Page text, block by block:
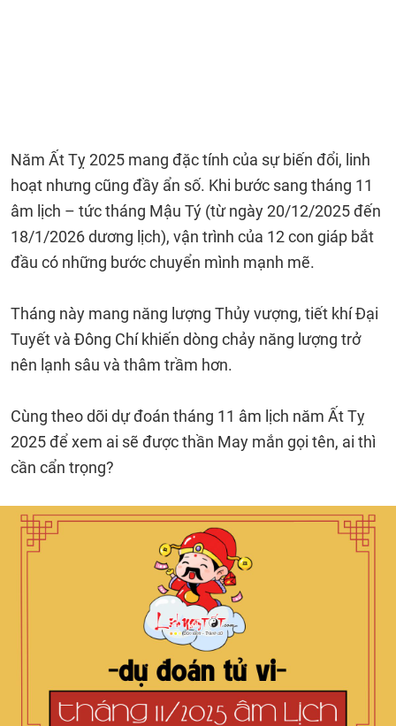
Năm Ất Tỵ 2025 mang đặc tính của sự biến đổi, linh
hoạt nhưng cũng đầy ẩn số. Khi bước sang tháng 11
âm lịch – tức tháng Mậu Tý (từ ngày 20/12/2025 đến
18/1/2026 dương lịch), vận trình của 12 con giáp bắt
đầu có những bước chuyển mình mạnh mẽ.
Tháng này mang năng lượng Thủy vượng, tiết khí Đại
Tuyết và Đông Chí khiến dòng chảy năng lượng trở
nên lạnh sâu và thâm trầm hơn.
Cùng theo dõi dự đoán tháng 11 âm lịch năm Ất Tỵ
2025 để xem ai sẽ được thần May mắn gọi tên, ai thì
cần cẩn trọng?